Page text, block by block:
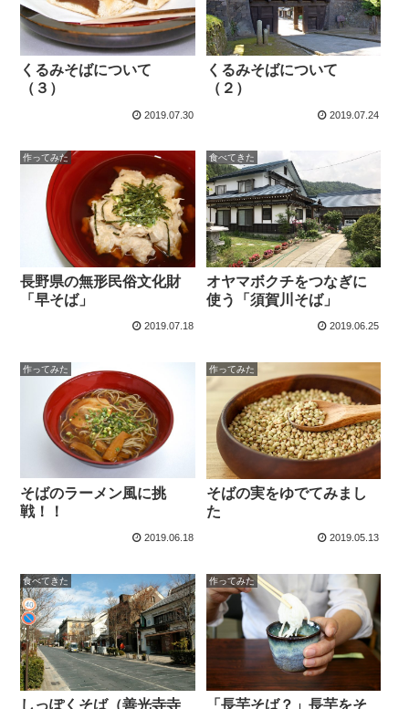
くるみそばについて
（３）
2019.07.30
くるみそばについて
（２）
2019.07.24
作ってみた
長野県の無形民俗文化財
「早そば」
2019.07.18
食べてきた
オヤマボクチをつなぎに
使う「須賀川そば」
2019.06.25
作ってみた
そばのラーメン風に挑
戦！！
2019.06.18
作ってみた
そばの実をゆでてみまし
た
2019.05.13
食べてきた
しっぽくそば（善光寺寺
作ってみた
「長芋そば？」長芋をそ